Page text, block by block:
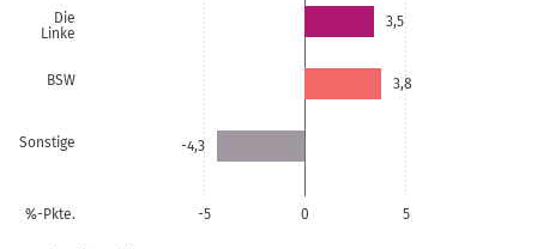
Die
Linke
BSW
Sonstige
-5 0 5
%-Pkte.
3,5
3,8
-4,3